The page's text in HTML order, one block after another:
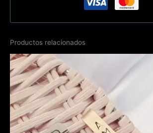
Productos relacionados